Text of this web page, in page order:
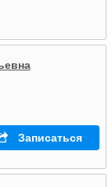
Записаться